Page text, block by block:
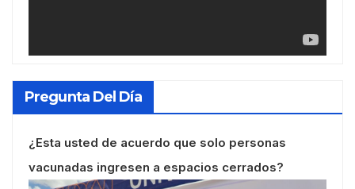
Pregunta Del Día
¿Esta usted de acuerdo que solo personas
vacunadas ingresen a espacios cerrados?